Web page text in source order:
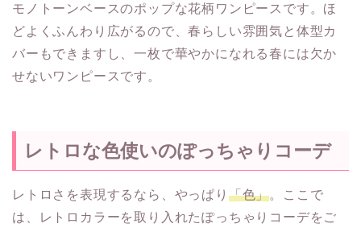
モノトーンベースのポップな花柄ワンピースです。ほ
どよくふんわり広がるので、春らしい雰囲気と体型カ
バーもできますし、一枚で華やかになれる春には欠か
せないワンピースです。
レトロな色使いのぽっちゃりコーデ
レトロさを表現するなら、やっぱり 「色」。ここで
は、レトロカラーを取り入れたぽっちゃりコーデをご